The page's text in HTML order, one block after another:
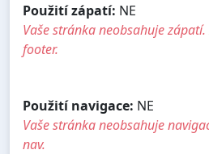
Použití zápatí: NE
Vaše stránka neobsahuje
footer.
Použití navigace: NE
Vaše stránka neobsahuje
nav.